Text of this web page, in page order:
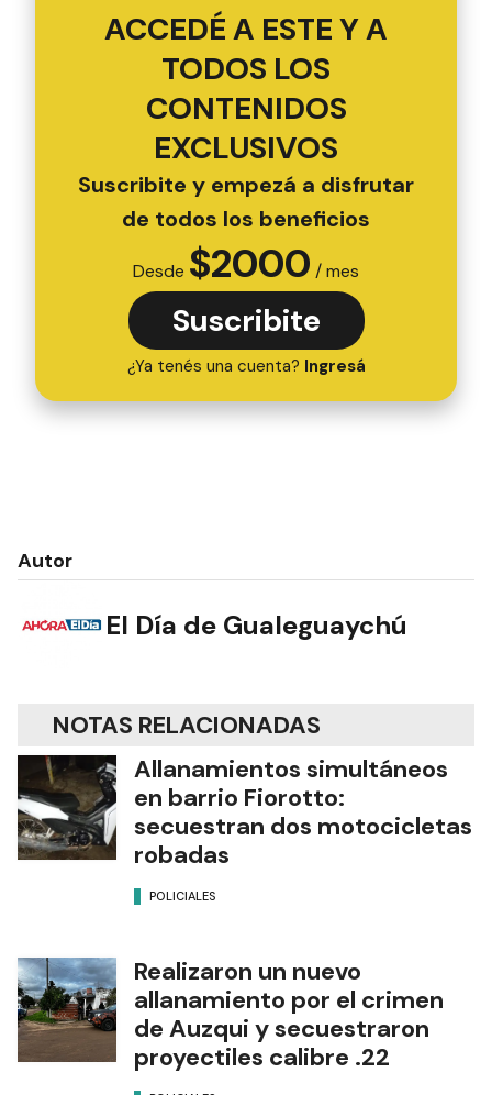
ACCEDÉ A ESTE Y A
TODOS LOS
CONTENIDOS
EXCLUSIVOS
Suscribite y empezá a disfrutar
de todos los beneficios
Desde $2000 / mes
Suscribite
¿Ya tenés una cuenta? Ingresá
Autor
El Día de Gualeguaychú
NOTAS RELACIONADAS
Allanamientos simultáneos
en barrio Fiorotto:
secuestran dos motocicletas
robadas
POLICIALES
Realizaron un nuevo
allanamiento por el crimen
de Auzqui y secuestraron
proyectiles calibre .22